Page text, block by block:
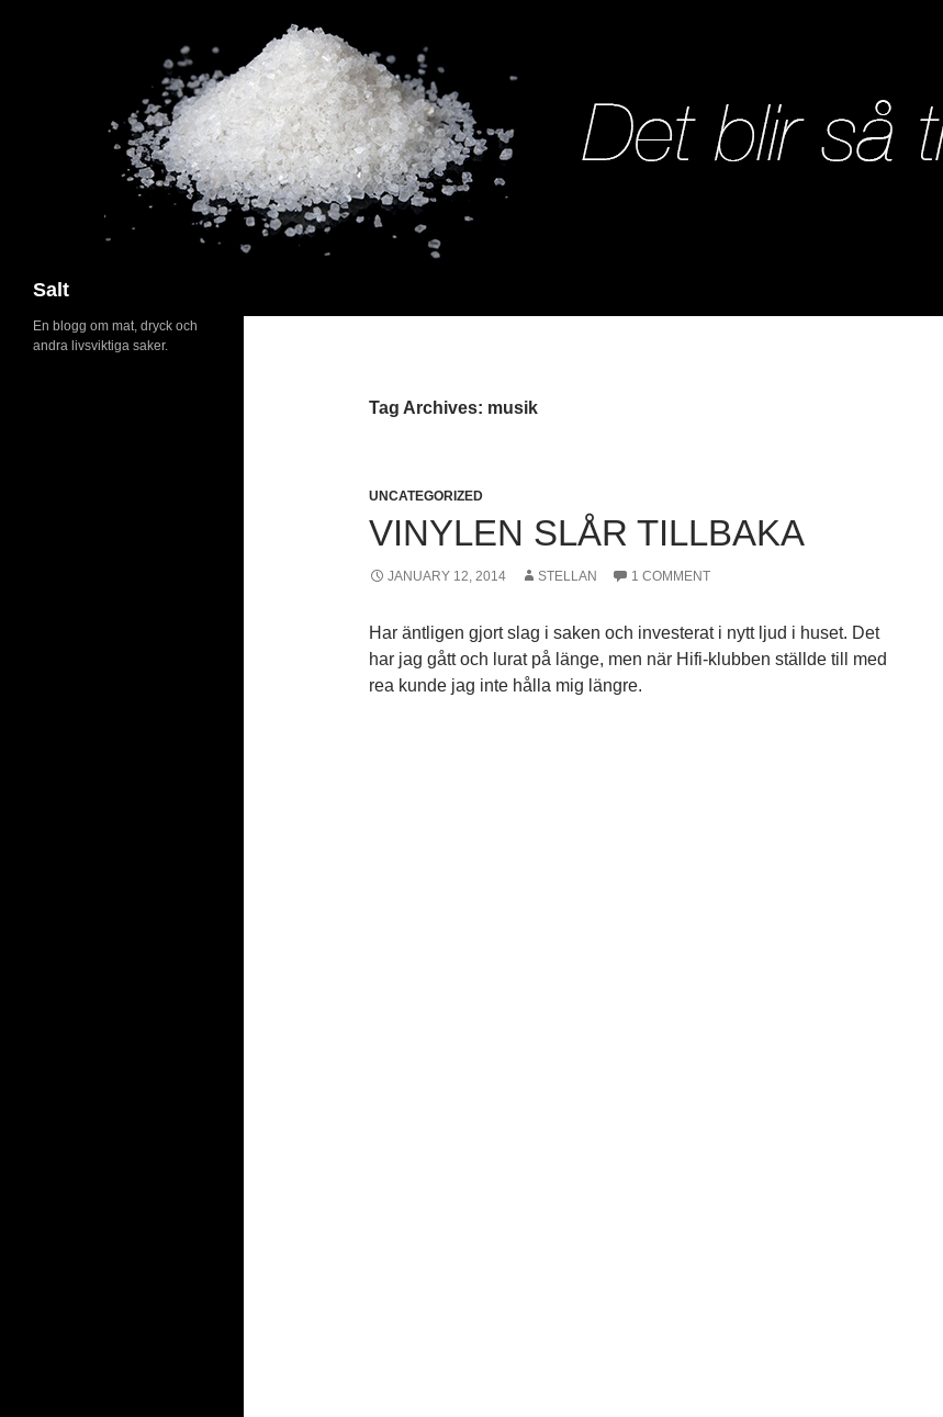
Salt
Tag Archives: musik
UNCATEGORIZED
VINYLEN SLÅR TILLBAKA
JANUARY 12, 2014 STELLAN 1 COMMENT
Har äntligen gjort slag i saken och investerat i nytt ljud i huset. Det
har jag gått och lurat på länge, men när Hifi-klubben ställde till med
rea kunde jag inte hålla mig längre.
En blogg om mat, dryck och
andra livsviktiga saker.